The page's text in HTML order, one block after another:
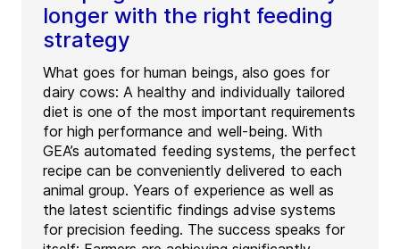
longer with the right feeding
strategy
What goes for human beings, also goes for
dairy cows: A healthy and individually tailored
diet is one of the most important requirements
for high performance and well-being. With
GEA’s automated feeding systems, the perfect
recipe can be conveniently delivered to each
animal group. Years of experience as well as
the latest scientific findings advise systems
for precision feeding. The success speaks for